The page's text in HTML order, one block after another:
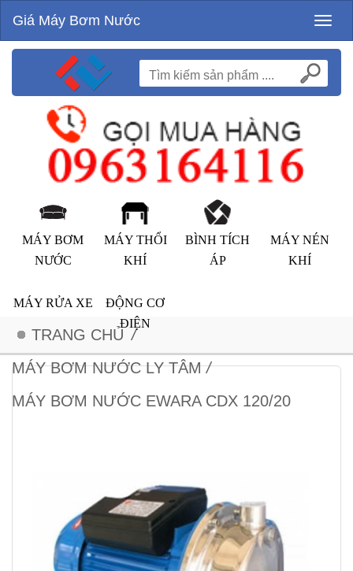
Giá Máy Bơm Nước
MÁY BƠM
NƯỚC
MÁY THỔI
KHÍ
BÌNH TÍCH
ÁP
MÁY NÉN
KHÍ
MÁY RỬA XE
ĐỘNG CƠ
ĐIỆN
TRANG CHỦ /
MÁY BƠM NƯỚC LY TÂM /
MÁY BƠM NƯỚC EWARA CDX 120/20